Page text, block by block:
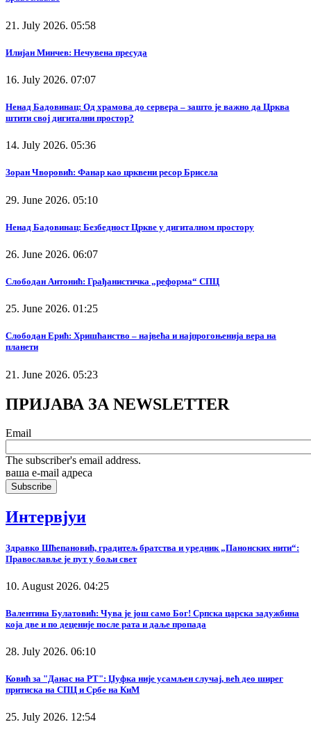
21. July 2026. 05:58
Илијан Минчев: Нечувена пресуда
16. July 2026. 07:07
Ненад Бадовинац: Од храмова до сервера – зашто је важно да Црква
штити свој дигитални простор?
14. July 2026. 05:36
Зоран Чворовић: Фанар као црквени ресор Брисела
29. June 2026. 05:10
Ненад Бадовинац: Безбедност Цркве у дигиталном простору
26. June 2026. 06:07
Слободан Антонић: Грађанистичка „реформа“ СПЦ
25. June 2026. 01:25
Слободан Ерић: Хришћанство – највећа и најпрогоњенија вера на
планети
21. June 2026. 05:23
ПРИЈАВА ЗА NEWSLETTER
Email
The subscriber's email address.
ваша е-mail адреса
Интервјуи
Здравко Шћепановић, градитељ братства и уредник „Панонских нити“:
Православље је пут у бољи свет
10. August 2026. 04:25
Валентина Булатовић: Чува је још само Бог! Српска царска задужбина
која две и по деценије после рата и даље пропада
28. July 2026. 06:10
Ковић за "Данас на РТ": Џуфка није усамљен случај, већ део ширег
притиска на СПЦ и Србе на КиМ
25. July 2026. 12:54